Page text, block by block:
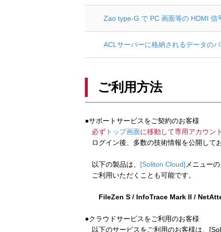
Zao type-G で PC 画面等の HDMI 信
ACLサーバーに格納されるデータの
ご利用方法
●サポートサービスをご契約のお客様
必ず トップ画面に移動して専用アカウン
ログイン後、多数の技術情報を公開して
以下の製品は、 [Soliton Cloud] メニュー
ご利用いただくことも可能です。
FileZen S / InfoTrace Mark II /
●クラウドサービスをご利用のお客様
以下のサービスをご利用のお客様は、